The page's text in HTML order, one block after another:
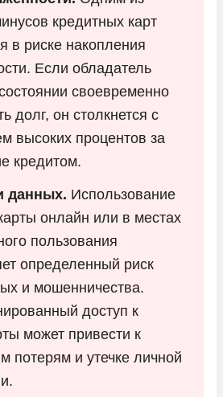
кредитных карт
в риске накопления
Если обладатель
своевременно
долг, он столкнется с
высоких процентов за
кредитом.
данных. Использование
онлайн или в местах
пользования
определенный риск
и мошенничества.
доступ к
может привести к
потерям и утечке личной